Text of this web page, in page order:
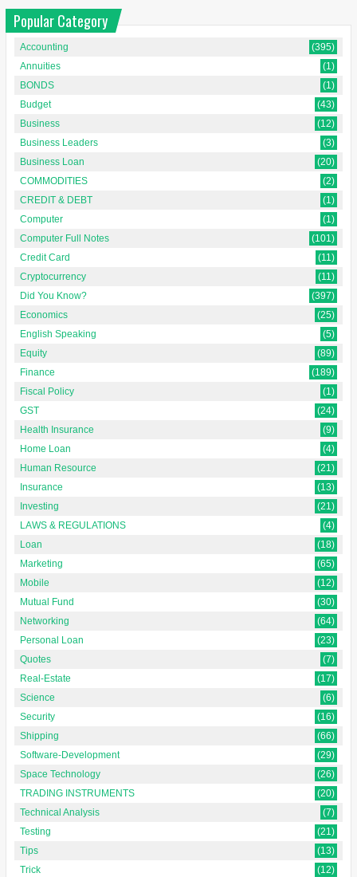
Popular Category
Accounting
(395)
Annuities
(1)
BONDS
(1)
Budget
(43)
Business
(12)
Business Leaders
(3)
Business Loan
(20)
COMMODITIES
(2)
CREDIT & DEBT
(1)
Computer
(1)
Computer Full Notes
(101)
Credit Card
(11)
Cryptocurrency
(11)
Did You Know?
(397)
Economics
(25)
English Speaking
(5)
Equity
(89)
Finance
(189)
Fiscal Policy
(1)
GST
(24)
Health Insurance
(9)
Home Loan
(4)
Human Resource
(21)
Insurance
(13)
Investing
(21)
LAWS & REGULATIONS
(4)
Loan
(18)
Marketing
(65)
Mobile
(12)
Mutual Fund
(30)
Networking
(64)
Personal Loan
(23)
Quotes
(7)
Real-Estate
(17)
Science
(6)
Security
(16)
Shipping
(66)
Software-Development
(29)
Space Technology
(26)
TRADING INSTRUMENTS
(20)
Technical Analysis
(7)
Testing
(21)
Tips
(13)
Trick
(12)